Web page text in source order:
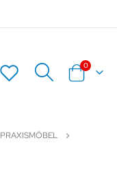
Warenkorb
0Artikel
PRAXISMÖBEL